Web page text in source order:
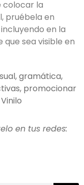
colocar la
pruébela en
en la
que sea visible en
,gramática,
, promocionar
Vinilo
en tus redes: